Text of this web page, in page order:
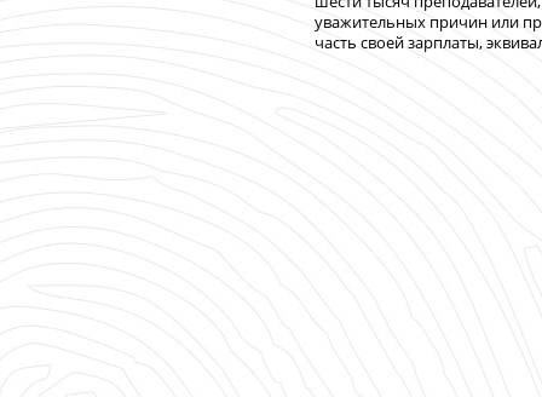
уважительных причин или
часть своей зарплаты,